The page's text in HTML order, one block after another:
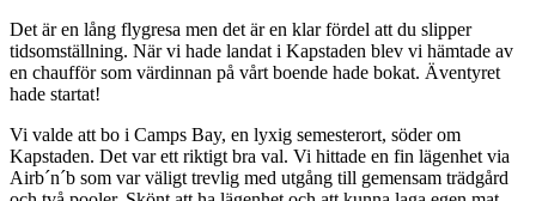
Det är en lång flygresa men det är en klar fördel att du slipper
tidsomställning. När vi hade landat i Kapstaden blev vi hämtade av
en chaufför som värdinnan på vårt boende hade bokat. Äventyret
hade startat!
Vi valde att bo i Camps Bay, en lyxig semesterort, söder om
Kapstaden. Det var ett riktigt bra val. Vi hittade en fin lägenhet via
Airb´n´b som var väligt trevlig med utgång till gemensam trädgård